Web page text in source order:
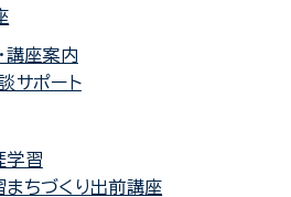
講座案内
サポート
学習
まちづくり出前講座